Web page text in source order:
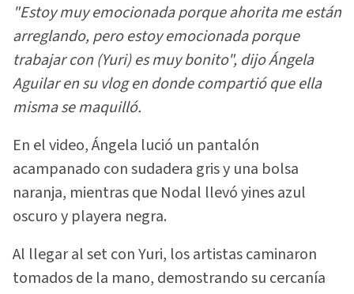
"Estoy muy emocionada porque ahorita me están
arreglando, pero estoy emocionada porque
trabajar con (Yuri) es muy bonito", dijo Ángela
Aguilar en su vlog en donde compartió que ella
misma se maquilló.
En el video, Ángela lució un pantalón
acampanado con sudadera gris y una bolsa
naranja, mientras que Nodal llevó yines azul
oscuro y playera negra.
Al llegar al set con Yuri, los artistas caminaron
tomados de la mano, demostrando su cercanía